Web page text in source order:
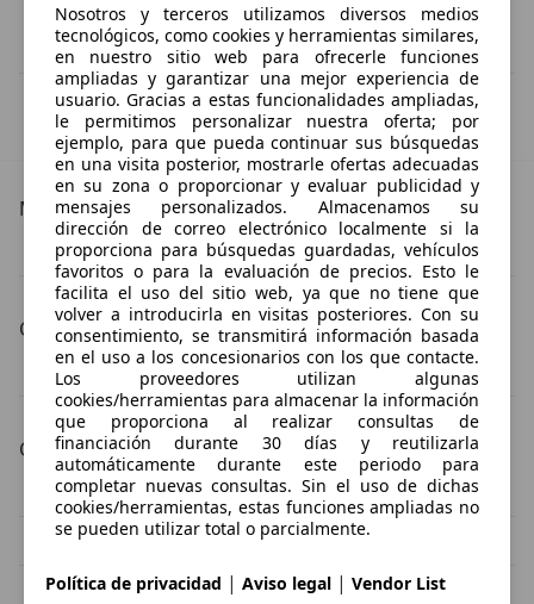
IVA deducible
Esta información la proporciona el proveedor del certificado.
Más detalles
Chevrolet Camaro
Carrocería
Chevrolet Camaro coupé
Color de la carrocería
Chevrolet Camaro blanco
Chevrolet Camaro rojo
Chevrolet Camaro gris
Chevrolet Camaro azul
Chevrolet Camaro negro
Nosotros y terceros utilizamos diversos medios
tecnológicos, como cookies y herramientas similares,
en nuestro sitio web para ofrecerle funciones
ampliadas y garantizar una mejor experiencia de
usuario. Gracias a estas funcionalidades ampliadas,
le permitimos personalizar nuestra oferta; por
ejemplo, para que pueda continuar sus búsquedas
en una visita posterior, mostrarle ofertas adecuadas
en su zona o proporcionar y evaluar publicidad y
mensajes personalizados. Almacenamos su
dirección de correo electrónico localmente si la
proporciona para búsquedas guardadas, vehículos
favoritos o para la evaluación de precios. Esto le
facilita el uso del sitio web, ya que no tiene que
volver a introducirla en visitas posteriores. Con su
consentimiento, se transmitirá información basada
en el uso a los concesionarios con los que contacte.
Los proveedores utilizan algunas
cookies/herramientas para almacenar la información
que proporciona al realizar consultas de
financiación durante 30 días y reutilizarla
automáticamente durante este periodo para
completar nuevas consultas. Sin el uso de dichas
cookies/herramientas, estas funciones ampliadas no
se pueden utilizar total o parcialmente.
Política de privacidad | Aviso legal | Vendor List